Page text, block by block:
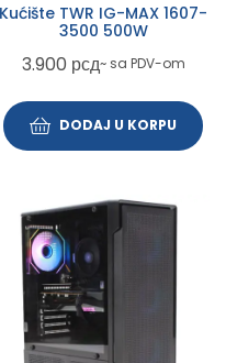
Kućište TWR IG-MAX 1607-
3500 500W
3.900 рсд~ sa PDV-om
DODAJ U KORPU